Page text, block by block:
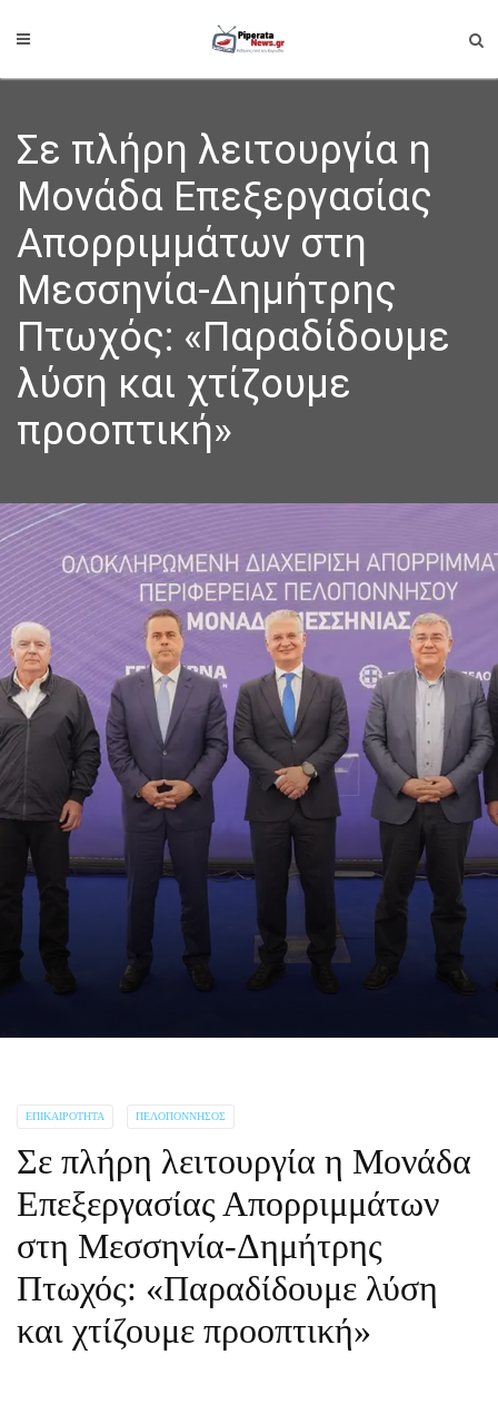
Σε πλήρη λειτουργία η
Μονάδα Επεξεργασίας
Απορριμμάτων στη
Μεσσηνία-Δημήτρης
Πτωχός: «Παραδίδουμε
λύση και χτίζουμε
προοπτική»
ΕΠΙΚΑΙΡΌΤΗΤΑ ΠΕΛΟΠΌΝΝΗΣΟΣ
Σε πλήρη λειτουργία η Μονάδα
Επεξεργασίας Απορριμμάτων
στη Μεσσηνία-Δημήτρης
Πτωχός: «Παραδίδουμε λύση
και χτίζουμε προοπτική»